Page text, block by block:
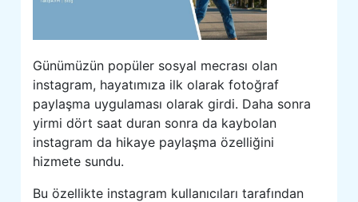
Günümüzün popüler sosyal mecrası olan
instagram, hayatımıza ilk olarak fotoğraf
paylaşma uygulaması olarak girdi. Daha sonra
yirmi dört saat duran sonra da kaybolan
instagram da hikaye paylaşma özelliğini
hizmete sundu.
Bu özellikte instagram kullanıcıları tarafından